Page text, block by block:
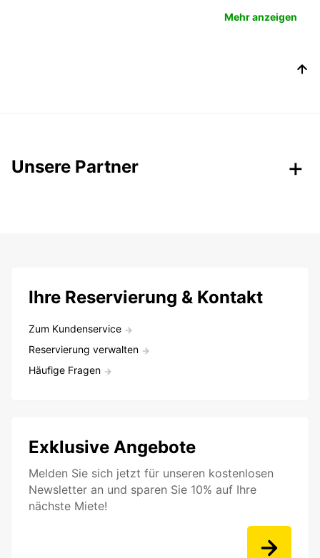
Mehr anzeigen
Unsere Partner
Ihre Reservierung & Kontakt
Zum Kundenservice
Reservierung verwalten
Häufige Fragen
Exklusive Angebote
Melden Sie sich jetzt für unseren kostenlosen
Newsletter an und sparen Sie 10% auf Ihre
nächste Miete!